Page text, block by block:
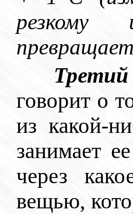
резкому
говорит о
из какой-
занимает
через
вещью,